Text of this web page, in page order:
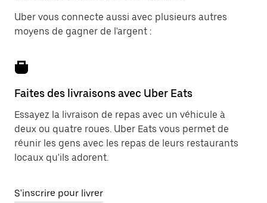
Uber vous connecte aussi avec plusieurs autres
moyens de gagner de l'argent :
Faites des livraisons avec Uber Eats
Essayez la livraison de repas avec un véhicule à
deux ou quatre roues. Uber Eats vous permet de
réunir les gens avec les repas de leurs restaurants
locaux qu'ils adorent.
S'inscrire pour livrer